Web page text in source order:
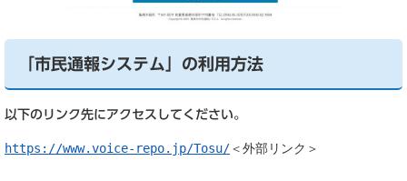
「市民通報システム」の利用方法
以下のリンク先にアクセスしてください。
https://www.voice-repo.jp/Tosu/＜外部リンク＞